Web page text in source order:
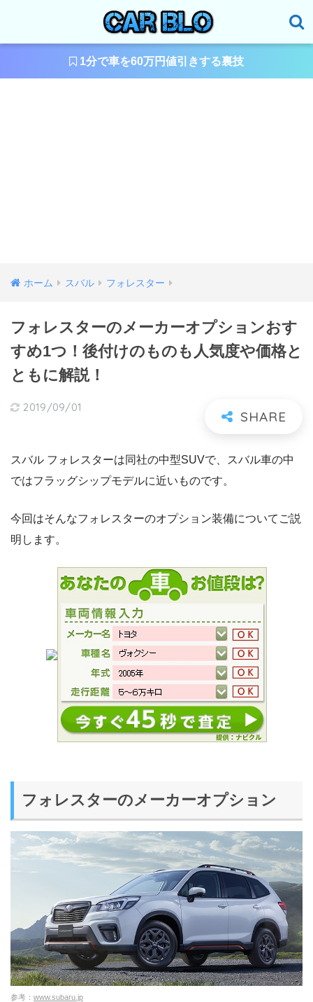
1分で車を60万円値引きする裏技
ホーム スバル フォレスター
フォレスターのメーカーオプションおす
すめ1つ！後付けのものも人気度や価格と
ともに解説！
2019/09/01
スバル フォレスターは同社の中型SUVで、スバル車の中
ではフラッグシップモデルに近いものです。
今回はそんなフォレスターのオプション装備についてご説
明します。
フォレスターのメーカーオプション
参考： www.subaru.jp